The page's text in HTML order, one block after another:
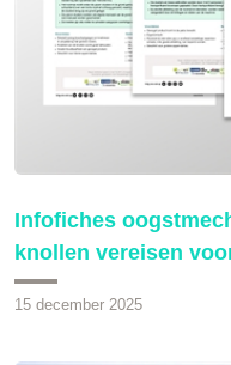
Infofiches
knollen vereisen
15 december 2025